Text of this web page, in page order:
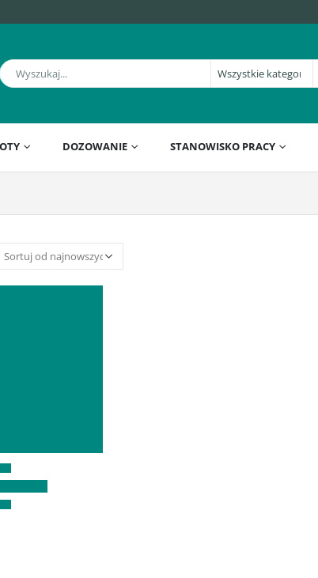
DOZOWANIE STANOWISKO PRACY